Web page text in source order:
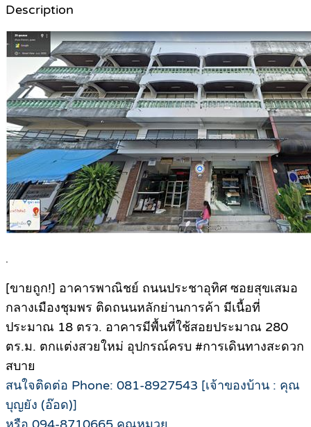
Description
.
[ขายถูก!] อาคารพาณิชย์ ถนนประชาอุทิศ ซอยสุขเสมอ
กลางเมืองชุมพร ติดถนนหลักย่านการค้า มีเนื้อที่
ประมาณ 18 ตรว. อาคารมีพื้นที่ใช้สอยประมาณ 280
ตร.ม. ตกแต่งสวยใหม่ อุปกรณ์ครบ #การเดินทางสะดวก
สบาย
สนใจติดต่อ Phone: 081-8927543 [เจ้าของบ้าน : คุณ
บุญยัง (อ๊อด)]